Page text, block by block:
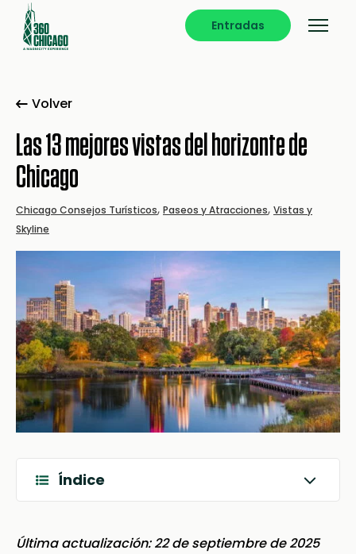
Entradas
Volver
Las 13 mejores vistas del horizonte de
Chicago
Chicago Consejos Turísticos, Paseos y Atracciones, Vistas y
Skyline
Índice
Última actualización: 22 de septiembre de 2025